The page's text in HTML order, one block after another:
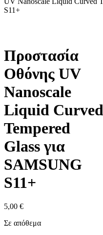
S11+
Προστασία
Οθόνης UV
Nanoscale
Liquid Curved
Tempered
Glass για
SAMSUNG
S11+
5,00 €
Σε απόθεμα